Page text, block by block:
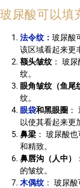
玻尿酸可以填
法令纹： 玻尿酸
该区域看起来更
额头皱纹： 玻
纹。
眼角皱纹（鱼尾
纹。
眼袋和黑眼圈
以使其看起来更
鼻梁 ： 玻尿酸
和精致。
鼻唇沟（人中）
的皱纹。
木偶纹： 玻尿酸